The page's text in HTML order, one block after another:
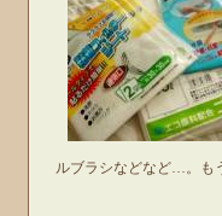
ルブラシなどなど…。も